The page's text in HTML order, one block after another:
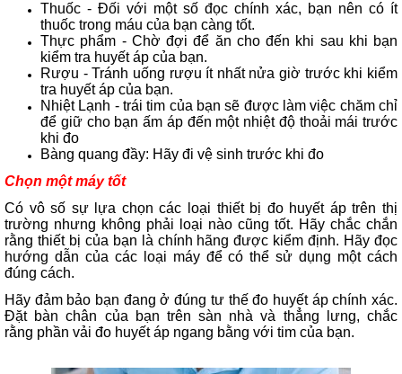
Thuốc - Đối với một số đọc chính xác, bạn nên có ít
thuốc trong máu của bạn càng tốt.
Thực phẩm - Chờ đợi để ăn cho đến khi sau khi bạn
kiểm tra huyết áp của bạn.
Rượu - Tránh uống rượu ít nhất nửa giờ trước khi kiểm
tra huyết áp của bạn.
Nhiệt Lạnh - trái tim của bạn sẽ được làm việc chăm chỉ
để giữ cho bạn ấm áp đến một nhiệt độ thoải mái trước
khi đo
Bàng quang đầy: Hãy đi vệ sinh trước khi đo
Chọn một máy tốt
Có vô số sự lựa chọn các loại thiết bị đo huyết áp trên thị
trường nhưng không phải loại nào cũng tốt. Hãy chắc chắn
rằng thiết bị của bạn là chính hãng được kiểm định. Hãy đọc
hướng dẫn của các loại máy để có thể sử dụng một cách
đúng cách.
Hãy đảm bảo bạn đang ở đúng tư thế đo huyết áp chính xác.
Đặt bàn chân của bạn trên sàn nhà và thẳng lưng, chắc
rằng phần vải đo huyết áp ngang bằng với tim của bạn.